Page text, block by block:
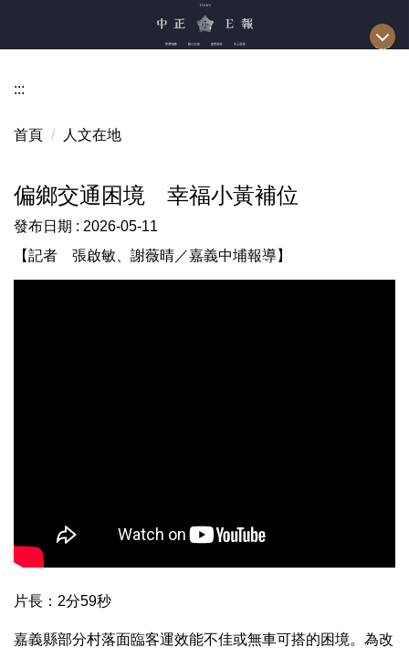
區
:::
首頁 人文在地
偏鄉交通困境 幸福小黃補位
發布日期 : 2026-05-11
【記者 張啟敏、謝薇晴／嘉義中埔報導】
片長：2分59秒
嘉義縣部分村落面臨客運效能不佳或無車可搭的困境。為改